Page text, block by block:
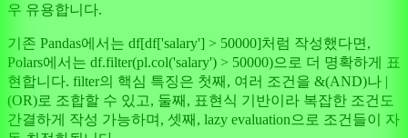
우 유용합니다.
기존 Pandas에서는 df[df['salary'] > 50000]처럼 작성했다면,
Polars에서는 df.filter(pl.col('salary') > 50000)으로 더 명확하게 표
현합니다. filter의 핵심 특징은 첫째, 여러 조건을 &(AND)나 |
(OR)로 조합할 수 있고, 둘째, 표현식 기반이라 복잡한 조건도
간결하게 작성 가능하며, 셋째, lazy evaluation으로 조건들이 자